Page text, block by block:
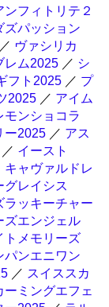
ンフィトリテ２
ズパッション
／ ヴァシリカ
レム2025 ／ シ
フト2025 ／ プ
2025 ／ アイム
モンショコラ
ー2025 ／ アス
／ イースト
キャヴァルドレ
グレイシス
ラッキーチャー
ズエンジェル
トメモリーズ
パンエニワン
／ スイススカ
ーミングエフェ